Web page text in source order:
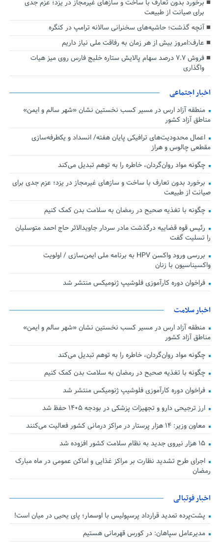
برخورد بدون تعارف با ساخت‌ و سازهای غیرمجاز در یزد؛ عزم جدی
برای صیانت از طبیعت
آنچه گذشت؛ حاشیه‌های سخنرانی سالانه ترامپ در کنگره
عارف:امروز بیش از هر زمان به رفاقت ملی نیاز داریم
فروش ۷.۷ درصد سهام پالایش ستاره خلیج فارس روی میز هیات
واگذاری
اخبار اجتماعی
منطقه آزاد ارس در مسیر کسب نخستین نشان «شهر سالم و ایمن»
مناطق آزاد کشور
اعمال محدودیت‌های ترافیکی پایان هفته/ انسداد و یکطرفه‌سازی
مقطعی چالوس و هراز
چگونه مواد روان‌گردان، خاطره را به توهم تبدیل می‌کند
برخورد بدون تعارف با ساخت‌ و سازهای غیرمجاز در یزد؛ عزم جدی برای
صیانت از طبیعت
چگونه با تغذیه صحیح در رمضان به سلامت بدن کمک کنیم
رئیس قوه قضاییه درگذشت مادر سردار جاویدالاثر حاج احمد متوسلیان
را تسلیت گفت
بررسی ورود واکسن HPV به برنامه ملی ایمن‌سازی / اولویت
واکسیناسیون با زنان
فراخوان دوره کارآموزی فلوشیپ ژنومیکس منتشر شد
اخبار سلامت
منطقه آزاد ارس در مسیر کسب نخستین نشان «شهر سالم و ایمن»
مناطق آزاد کشور
چگونه مواد روان‌گردان، خاطره را به توهم تبدیل می‌کند
چگونه با تغذیه صحیح در رمضان به سلامت بدن کمک کنیم
فراخوان دوره کارآموزی فلوشیپ ژنومیکس منتشر شد
ارز ترجیحی دارو و تجهیزات پزشکی در بودجه ۱۴۰۵ حفظ شد
معاون وزیر: ۱۴ هزار پرستار در مراکز درمانی کشور فعالیت می‌کنند
۱۵ هزار نیروی جدید به نظام سلامت کشور افزوده شد
اجرای طرح تشدید نظارت بر مراکز غذایی و اماکن عمومی در ماه مبارک
رمضان
اخبار فوتبالی
پشت‌پرده تمدید قرارداد پرسپولیس با اوسمار؛ پای یحیی در میان است!
مدیرعامل سپاهان: در کورس قهرمانی هستیم